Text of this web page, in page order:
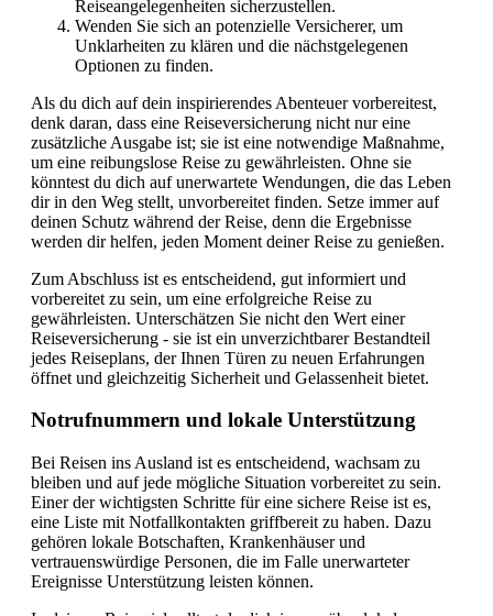
Reiseangelegenheiten sicherzustellen.
Wenden Sie sich an potenzielle Versicherer, um
Unklarheiten zu klären und die nächstgelegenen
Optionen zu finden.
Als du dich auf dein inspirierendes Abenteuer vorbereitest,
denk daran, dass eine Reiseversicherung nicht nur eine
zusätzliche Ausgabe ist; sie ist eine notwendige Maßnahme,
um eine reibungslose Reise zu gewährleisten. Ohne sie
könntest du dich auf unerwartete Wendungen, die das Leben
dir in den Weg stellt, unvorbereitet finden. Setze immer auf
deinen Schutz während der Reise, denn die Ergebnisse
werden dir helfen, jeden Moment deiner Reise zu genießen.
Zum Abschluss ist es entscheidend, gut informiert und
vorbereitet zu sein, um eine erfolgreiche Reise zu
gewährleisten. Unterschätzen Sie nicht den Wert einer
Reiseversicherung - sie ist ein unverzichtbarer Bestandteil
jedes Reiseplans, der Ihnen Türen zu neuen Erfahrungen
öffnet und gleichzeitig Sicherheit und Gelassenheit bietet.
Notrufnummern und lokale Unterstützung
Bei Reisen ins Ausland ist es entscheidend, wachsam zu
bleiben und auf jede mögliche Situation vorbereitet zu sein.
Einer der wichtigsten Schritte für eine sichere Reise ist es,
eine Liste mit Notfallkontakten griffbereit zu haben. Dazu
gehören lokale Botschaften, Krankenhäuser und
vertrauenswürdige Personen, die im Falle unerwarteter
Ereignisse Unterstützung leisten können.